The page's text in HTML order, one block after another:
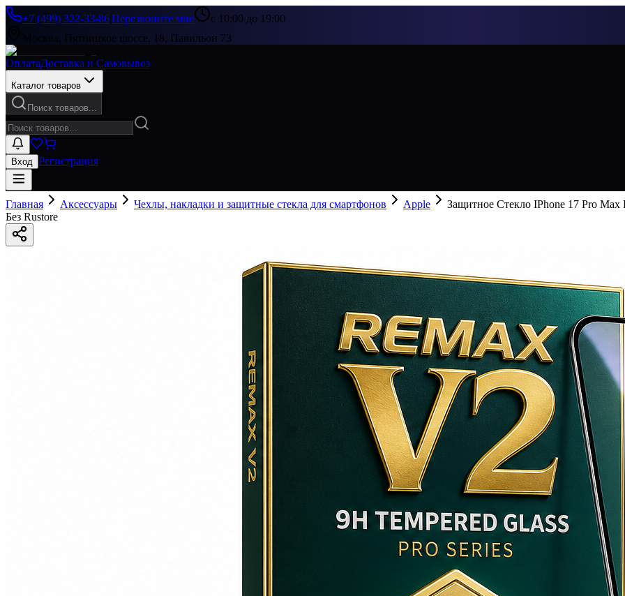
+7 (499) 322-33-86|Перезвоните мне
с 10:00 до 19:00
Москва, Пятницкое шоссе, 18, Павильон 73
ОплатаДоставка и Самовывоз
Каталог товаров
Поиск товаров...
Вход Регистрация
Главная Аксессуары Чехлы, накладки и защитные стекла для смартфонов Apple
Защитное Стекло IPhone 17 Pro Max
Без Rustore